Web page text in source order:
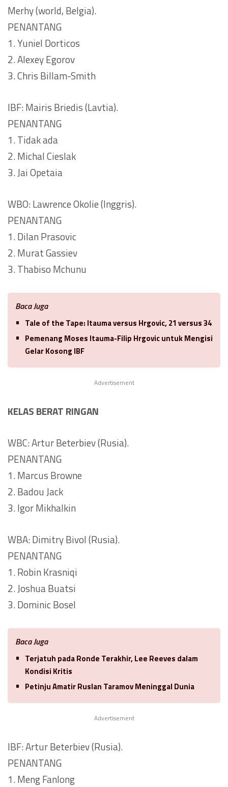
Merhy (world, Belgia).
PENANTANG
1. Yuniel Dorticos
2. Alexey Egorov
3. Chris Billam-Smith
IBF: Mairis Briedis (Lavtia).
PENANTANG
1. Tidak ada
2. Michal Cieslak
3. Jai Opetaia
WBO: Lawrence Okolie (Inggris).
PENANTANG
1. Dilan Prasovic
2. Murat Gassiev
3. Thabiso Mchunu
Baca Juga
Tale of the Tape: Itauma versus Hrgovic, 21 versus 34
Pemenang Moses Itauma-Filip Hrgovic untuk Mengisi
Gelar Kosong IBF
Advertisement
KELAS BERAT RINGAN
WBC: Artur Beterbiev (Rusia).
PENANTANG
1. Marcus Browne
2. Badou Jack
3. Igor Mikhalkin
WBA: Dimitry Bivol (Rusia).
PENANTANG
1. Robin Krasniqi
2. Joshua Buatsi
3. Dominic Bosel
Baca Juga
Terjatuh pada Ronde Terakhir, Lee Reeves dalam
Kondisi Kritis
Petinju Amatir Ruslan Taramov Meninggal Dunia
Advertisement
IBF: Artur Beterbiev (Rusia).
PENANTANG
1. Meng Fanlong